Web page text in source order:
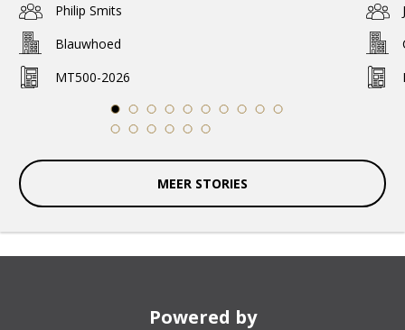
Philip Smits
Blauwhoed
MT500-2026
1
2 3 4 5 6 7 8 9
10
11 12 13 14 15 16
MEER STORIES
Powered by